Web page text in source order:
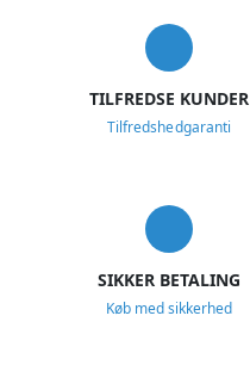
TILFREDSE KUNDER
Tilfredshedgaranti
SIKKER BETALING
Køb med sikkerhed